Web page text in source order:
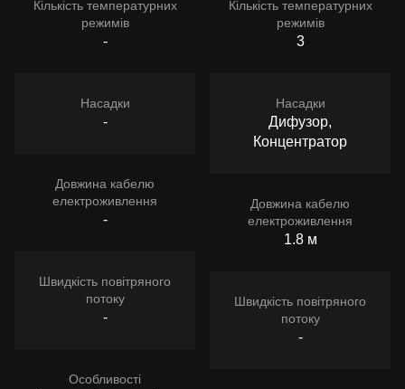
Кількість температурних
режимів
-
Насадки
-
Довжина кабелю
електроживлення
-
Швидкість повітряного
потоку
-
Особливості
Кількість температурних
режимів
3
Насадки
Дифузор,
Концентратор
Довжина кабелю
електроживлення
1.8 м
Швидкість повітряного
потоку
-